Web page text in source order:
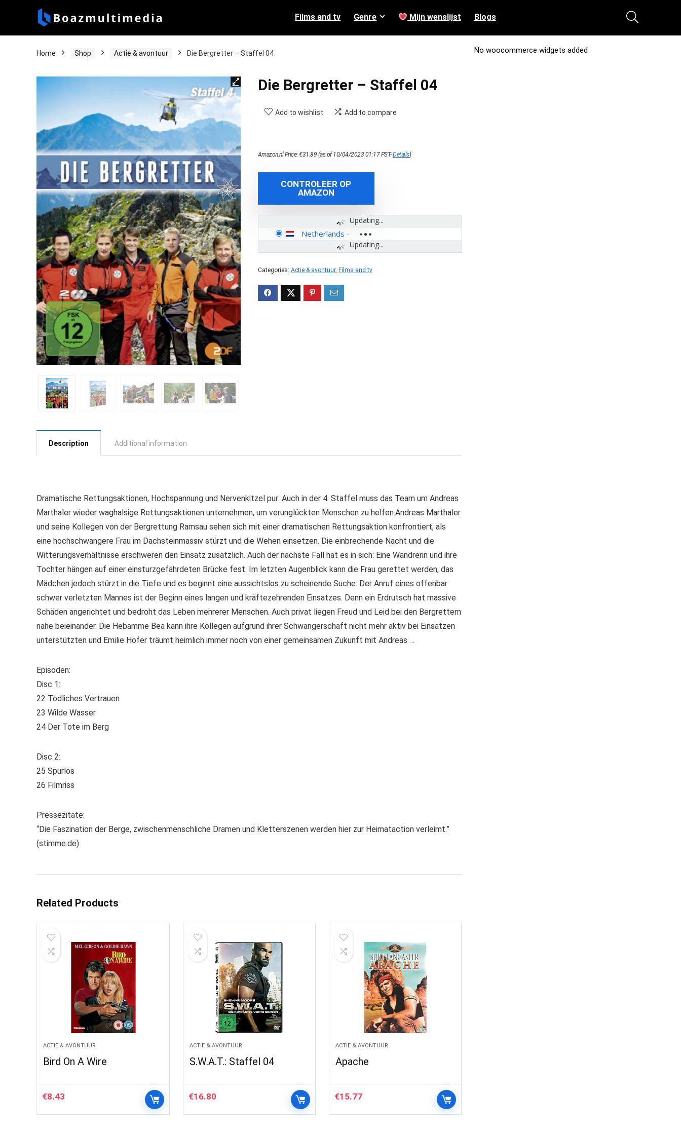
Films and tv Genre Mijn wenslijst Blogs
Home Shop Actie & avontuur Die Bergretter – Staffel 04
Die Bergretter – Staffel 04
Add to wishlist Add to compare
Amazon.nl Price:€31.89 (as of 10/04/2023 01:17 PST-Details)
CONTROLEER OP
AMAZON
Updating...
Updating...
Netherlands -
Categories: Actie & avontuur, Films and tv
Description Additional information
Dramatische Rettungsaktionen, Hochspannung und Nervenkitzel pur: Auch in der 4. Staffel muss das Team um Andreas
Marthaler wieder waghalsige Rettungsaktionen unternehmen, um verunglückten Menschen zu helfen.Andreas Marthaler
und seine Kollegen von der Bergrettung Ramsau sehen sich mit einer dramatischen Rettungsaktion konfrontiert, als
eine hochschwangere Frau im Dachsteinmassiv stürzt und die Wehen einsetzen. Die einbrechende Nacht und die
Witterungsverhältnisse erschweren den Einsatz zusätzlich. Auch der nächste Fall hat es in sich: Eine Wandrerin und ihre
Tochter hängen auf einer einsturzgefährdeten Brücke fest. Im letzten Augenblick kann die Frau gerettet werden, das
Mädchen jedoch stürzt in die Tiefe und es beginnt eine aussichtslos zu scheinende Suche. Der Anruf eines offenbar
schwer verletzten Mannes ist der Beginn eines langen und kräftezehrenden Einsatzes. Denn ein Erdrutsch hat massive
Schäden angerichtet und bedroht das Leben mehrerer Menschen. Auch privat liegen Freud und Leid bei den Bergrettern
nahe beieinander. Die Hebamme Bea kann ihre Kollegen aufgrund ihrer Schwangerschaft nicht mehr aktiv bei Einsätzen
unterstützten und Emilie Hofer träumt heimlich immer noch von einer gemeinsamen Zukunft mit Andreas …
Episoden:
Disc 1:
22 Tödliches Vertrauen
23 Wilde Wasser
24 Der Tote im Berg
Disc 2:
25 Spurlos
26 Filmriss
Pressezitate:
“Die Faszination der Berge, zwischenmenschliche Dramen und Kletterszenen werden hier zur Heimataction verleimt.”
(stimme.de)
Related Products
ACTIE & AVONTUUR
Bird On A Wire
€8.43
ACTIE & AVONTUUR
S.W.A.T.: Staffel 04
€16.80
ACTIE & AVONTUUR
Apache
€15.77
No woocommerce widgets added